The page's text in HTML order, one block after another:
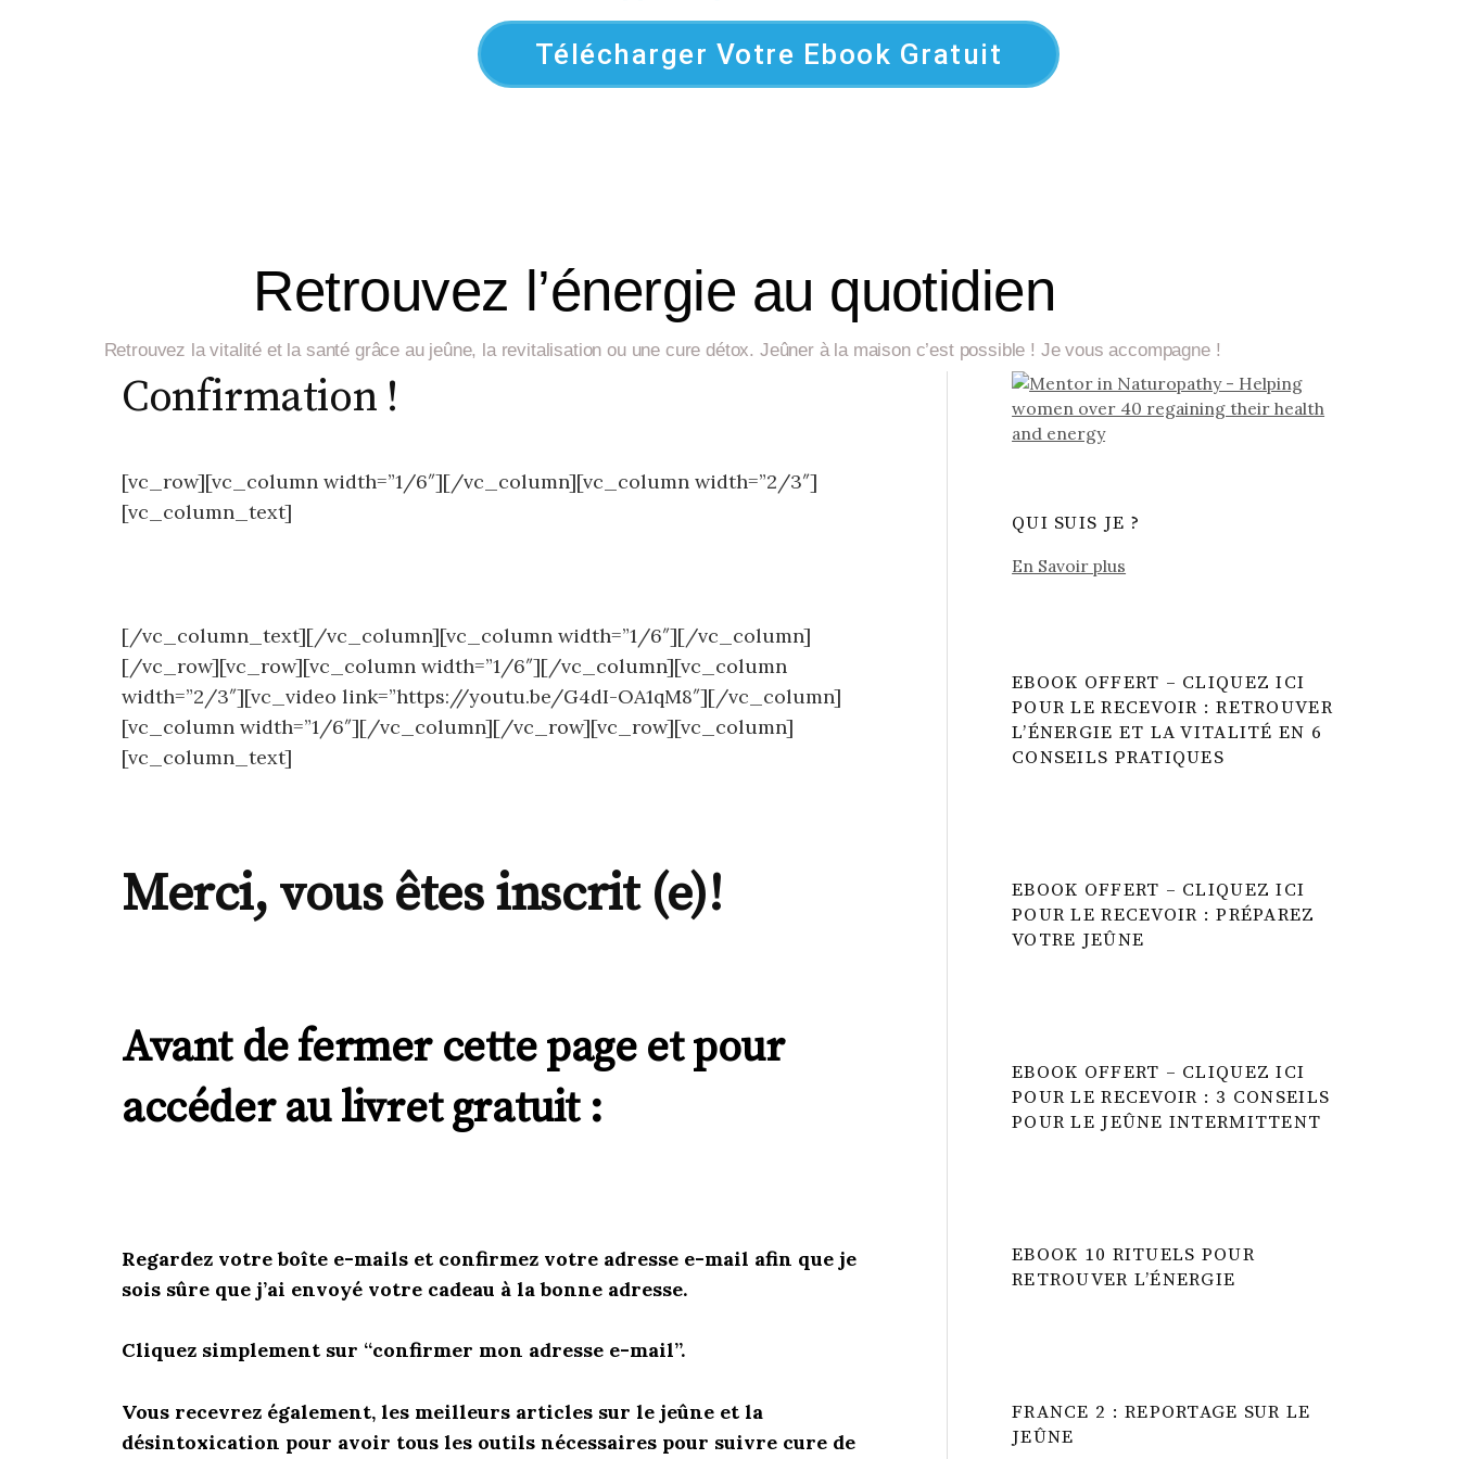
Télécharger Votre Ebook Gratuit
Retrouvez l’énergie au quotidien
Retrouvez la vitalité et la santé grâce au jeûne, la revitalisation ou une cure détox. Jeûner à la maison c’est possible ! Je vous accompagne !
Confirmation !
[vc_row][vc_column width=”1/6″][/vc_column][vc_column width=”2/3″]
[vc_column_text]
[/vc_column_text][/vc_column][vc_column width=”1/6″][/vc_column]
[/vc_row][vc_row][vc_column width=”1/6″][/vc_column][vc_column
width=”2/3″][vc_video link=”https://youtu.be/G4dI-OA1qM8″][/vc_column]
[vc_column width=”1/6″][/vc_column][/vc_row][vc_row][vc_column]
[vc_column_text]
Merci, vous êtes inscrit (e)!
Avant de fermer cette page et pour
accéder au livret gratuit :
Regardez votre boîte e-mails et confirmez votre adresse e-mail afin que je
sois sûre que j’ai envoyé votre cadeau à la bonne adresse.
Cliquez simplement sur “confirmer mon adresse e-mail”.
Vous recevrez également, les meilleurs articles sur le jeûne et la
désintoxication pour avoir tous les outils nécessaires pour suivre cure de
QUI SUIS JE ?
En Savoir plus
EBOOK OFFERT – CLIQUEZ ICI
POUR LE RECEVOIR : RETROUVER
L’ÉNERGIE ET LA VITALITÉ EN 6
CONSEILS PRATIQUES
EBOOK OFFERT – CLIQUEZ ICI
POUR LE RECEVOIR : PRÉPAREZ
VOTRE JEÛNE
EBOOK OFFERT – CLIQUEZ ICI
POUR LE RECEVOIR : 3 CONSEILS
POUR LE JEÛNE INTERMITTENT
EBOOK 10 RITUELS POUR
RETROUVER L’ÉNERGIE
FRANCE 2 : REPORTAGE SUR LE
JEÛNE